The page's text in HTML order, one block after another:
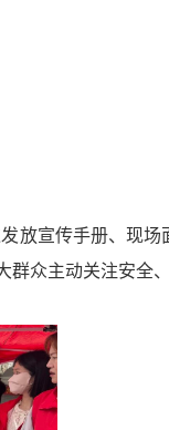
放宣传手册、现
众主动关注安全、